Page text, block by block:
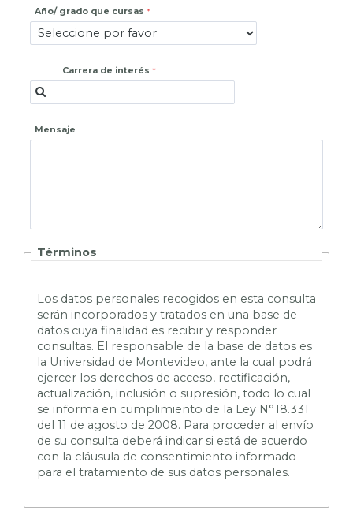
Año/ grado que cursas
Carrera de interés
Mensaje
Términos
Los datos personales recogidos en esta consulta
serán incorporados y tratados en una base de
datos cuya finalidad es recibir y responder
consultas. El responsable de la base de datos es
la Universidad de Montevideo, ante la cual podrá
ejercer los derechos de acceso, rectificación,
actualización, inclusión o supresión, todo lo cual
se informa en cumplimiento de la Ley N°18.331
del 11 de agosto de 2008. Para proceder al envío
de su consulta deberá indicar si está de acuerdo
con la cláusula de consentimiento informado
para el tratamiento de sus datos personales.